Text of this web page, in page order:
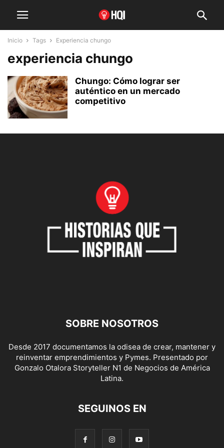
Inicio Tags Experiencia chungo
experiencia chungo
Chungo: Cómo lograr ser
auténtico en un mercado
competitivo
SOBRE NOSOTROS
Desde 2017 documentamos la odisea de crear, mantener y
reinventar emprendimientos y Pymes. Presentado por
Gonzalo Otalora Storyteller N1 de Negocios de América
Latina.
SEGUINOS EN